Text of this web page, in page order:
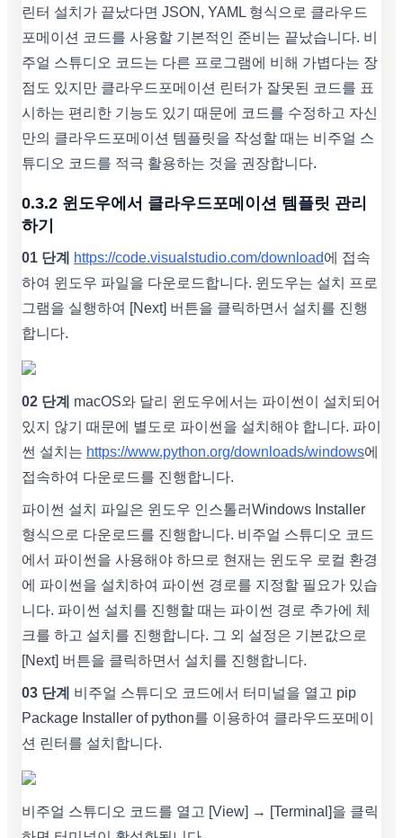
린터 설치가 끝났다면 JSON, YAML 형식으로 클라우드
포메이션 코드를 사용할 기본적인 준비는 끝났습니다. 비
주얼 스튜디오 코드는 다른 프로그램에 비해 가볍다는 장
점도 있지만 클라우드포메이션 린터가 잘못된 코드를 표
시하는 편리한 기능도 있기 때문에 코드를 수정하고 자신
만의 클라우드포메이션 템플릿을 작성할 때는 비주얼 스
튜디오 코드를 적극 활용하는 것을 권장합니다.
0.3.2 윈도우에서 클라우드포메이션 템플릿 관리
하기
01 단계 https://code.visualstudio.com/download에 접속
하여 윈도우 파일을 다운로드합니다. 윈도우는 설치 프로
그램을 실행하여 [Next] 버튼을 클릭하면서 설치를 진행
합니다.
02 단계
macOS와 달리 윈도우에서는 파이썬이 설치되어
있지 않기 때문에 별도로 파이썬을 설치해야 합니다. 파이
썬 설치는 https://www.python.org/downloads/windows에
접속하여 다운로드를 진행합니다.
파이썬 설치 파일은 윈도우 인스톨러Windows Installer
형식으로 다운로드를 진행합니다. 비주얼 스튜디오 코드
에서 파이썬을 사용해야 하므로 현재는 윈도우 로컬 환경
에 파이썬을 설치하여 파이썬 경로를 지정할 필요가 있습
니다. 파이썬 설치를 진행할 때는 파이썬 경로 추가에 체
크를 하고 설치를 진행합니다. 그 외 설정은 기본값으로
[Next] 버튼을 클릭하면서 설치를 진행합니다.
03 단계
비주얼 스튜디오 코드에서 터미널을 열고 pip
Package Installer of python를 이용하여 클라우드포메이
션 린터를 설치합니다.
비주얼 스튜디오 코드를 열고 [View] → [Terminal]을 클릭